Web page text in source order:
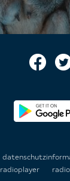
radioplayer